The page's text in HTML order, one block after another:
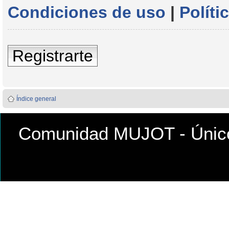
Condiciones de uso |
Registrarte
Índice general
Comunidad MUJOT -